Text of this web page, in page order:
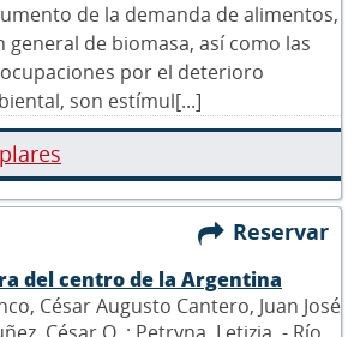
de la demanda de alimentos,
general de biomasa, así como las
por el deterioro
son estímul[...]
Reservar
del centro de la Argentina
César Augusto Cantero, Juan José